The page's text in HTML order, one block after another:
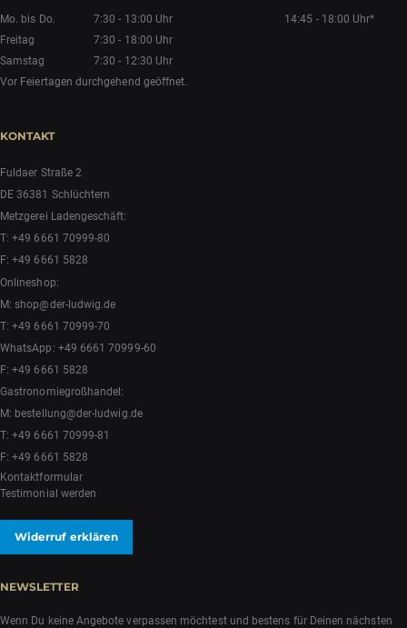
Mo. bis Do. 7:30 - 13:00 Uhr
14:45 - 18:00 Uhr*
Freitag
7:30 - 18:00 Uhr
Samstag
7:30 - 12:30 Uhr
Vor Feiertagen durchgehend geöffnet.
KONTAKT
Fuldaer Straße 2
DE 36381 Schlüchtern
Metzgerei Ladengeschäft:
T:+49 6661 70999-80
F: +49 6661 5828
Onlineshop:
M:shop@der-ludwig.de
T:+49 6661 70999-70
WhatsApp: +49 6661 70999-60
F: +49 6661 5828
Gastronomiegroßhandel:
M: bestellung@der-ludwig.de
T:+49 6661 70999-81
F: +49 6661 5828
Kontaktformular
Testimonial werden
Widerruf erklären
NEWSLETTER
Wenn Du keine Angebote verpassen möchtest und bestens für Deinen nächsten